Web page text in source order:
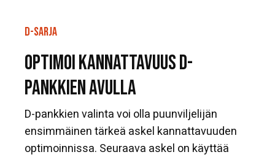
D-SARJA
OPTIMOI KANNATTAVUUS D-
PANKKIEN AVULLA
D-pankkien valinta voi olla puunviljelijän
ensimmäinen tärkeä askel kannattavuuden
optimoinnissa. Seuraava askel on käyttää